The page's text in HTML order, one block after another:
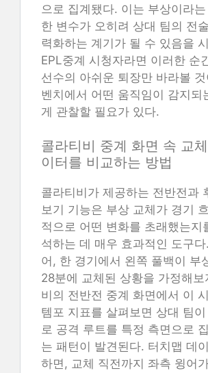
으로 집계됐다. 이는 부상이라
한 변수가 오히려 상대 팀의 전
력화하는 계기가 될 수 있음을
EPL중계 시청자라면 이러한 순
선수의 아쉬운 퇴장만 바라볼
벤치에서 어떤 움직임이 감지되
게 관찰할 필요가 있다.
콜라티비 중계 화면 속 교
이터를 비교하는 방법
콜라티비가 제공하는 전반전과
보기 기능은 부상 교체가 경기
적으로 어떤 변화를 초래했는지
석하는 데 매우 효과적인 도구
어, 한 경기에서 왼쪽 풀백이 부
28분에 교체된 상황을 가정해보
비의 전반전 중계 화면에서 이
템포 지표를 살펴보면 상대 팀
로 공격 루트를 특정 측면으로
는 패턴이 발견된다. 터치맵 데
하면, 교체 직전까지 좌측 윙어